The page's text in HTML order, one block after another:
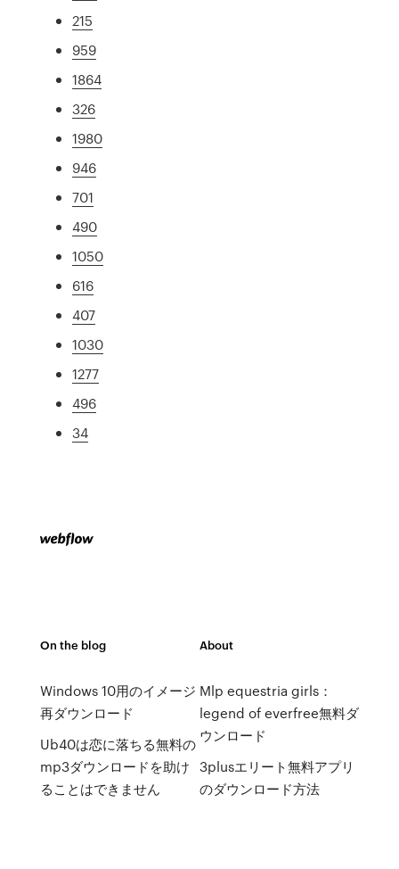
215
959
1864
326
1980
946
701
490
1050
616
407
1030
1277
496
34
On the blog
Windows 10用のイメージ
再ダウンロード
Ub40は恋に落ちる無料の
mp3ダウンロードを助け
ることはできません
About
Mlp equestria girls：
legend of everfree無料ダ
ウンロード
3plusエリート無料アプリ
のダウンロード方法